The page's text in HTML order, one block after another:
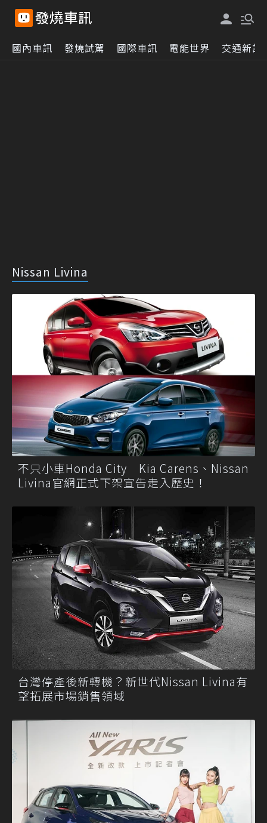
國內車訊 發燒試駕 國際車訊 電能世界 交通新訊
Nissan Livina
不只小車Honda City Kia Carens、Nissan
Livina官網正式下架宣告走入歷史！
台灣停產後新轉機？新世代Nissan Livina有
望拓展市場銷售領域